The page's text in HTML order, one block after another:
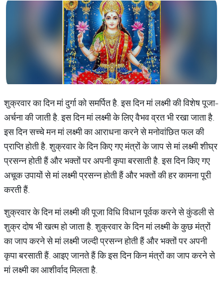
शुक्रवार का दिन मां दुर्गा को समर्पित है. इस दिन मां लक्ष्मी की विशेष पूजा-
अर्चना की जाती है. इस दिन मां लक्ष्मी के लिए वैभव व्रत भी रखा जाता है.
इस दिन सच्चे मन मां लक्ष्मी का आराधना करने से मनोवांछित फल की
प्राप्ति होती है. शुक्रवार के दिन किए गए मंत्रों के जाप से मां लक्ष्मी शीघ्र
प्रसन्न होती हैं और भक्तों पर अपनी कृपा बरसाती है. इस दिन किए गए
अचूक उपायों से मां लक्ष्मी प्रसन्न होती हैं और भक्तों की हर कामना पूरी
करती हैं.
शुक्रवार के दिन मां लक्ष्मी की पूजा विधि विधान पूर्वक करने से कुंडली से
शुक्र दोष भी खत्म हो जाता है. शुक्रवार के दिन मां लक्ष्मी के कुछ मंत्रों
का जाप करने से मां लक्ष्मी जल्दी प्रसन्न होती हैं और भक्तों पर अपनी
कृपा बरसाती हैं. आइए जानते हैं कि इस दिन किन मंत्रों का जाप करने से
मां लक्ष्मी का आशीर्वाद मिलता है.